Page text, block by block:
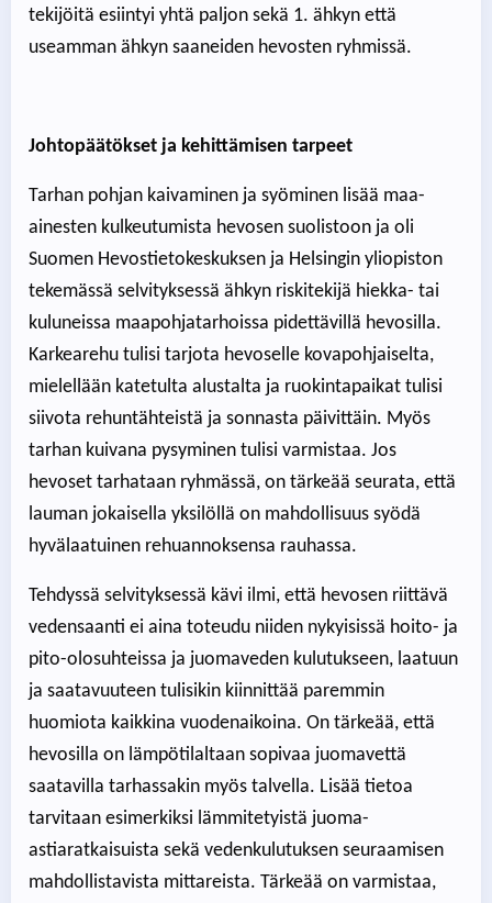
tekijöitä esiintyi yhtä paljon sekä 1. ähkyn että
useamman ähkyn saaneiden hevosten ryhmissä.
Johtopäätökset ja kehittämisen tarpeet
Tarhan pohjan kaivaminen ja syöminen lisää maa-
ainesten kulkeutumista hevosen suolistoon ja oli
Suomen Hevostietokeskuksen ja Helsingin yliopiston
tekemässä selvityksessä ähkyn riskitekijä hiekka- tai
kuluneissa maapohjatarhoissa pidettävillä hevosilla.
Karkearehu tulisi tarjota hevoselle kovapohjaiselta,
mielellään katetulta alustalta ja ruokintapaikat tulisi
siivota rehuntähteistä ja sonnasta päivittäin. Myös
tarhan kuivana pysyminen tulisi varmistaa. Jos
hevoset tarhataan ryhmässä, on tärkeää seurata, että
lauman jokaisella yksilöllä on mahdollisuus syödä
hyvälaatuinen rehuannoksensa rauhassa.
Tehdyssä selvityksessä kävi ilmi, että hevosen riittävä
vedensaanti ei aina toteudu niiden nykyisissä hoito- ja
pito-olosuhteissa ja juomaveden kulutukseen, laatuun
ja saatavuuteen tulisikin kiinnittää paremmin
huomiota kaikkina vuodenaikoina. On tärkeää, että
hevosilla on lämpötilaltaan sopivaa juomavettä
saatavilla tarhassakin myös talvella. Lisää tietoa
tarvitaan esimerkiksi lämmitetyistä juoma-
astiaratkaisuista sekä vedenkulutuksen seuraamisen
mahdollistavista mittareista. Tärkeää on varmistaa,